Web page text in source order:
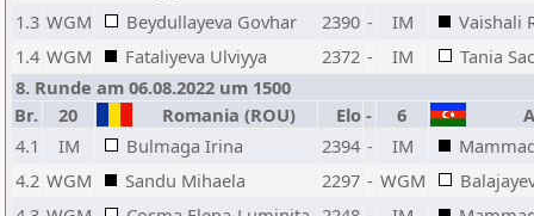
1.3 WGM Beydullayeva Govhar 2390 - IM
Vaishali
1.4 WGM Fataliyeva Ulviyya 2372 - IM
Tania
8. Runde am 06.08.2022 um 1500
Br.
20 Romania (ROU) Elo - 6
4.1
IM Bulmaga Irina 2394 - IM
4.2 WGM Sandu Mihaela 2297 - WGM